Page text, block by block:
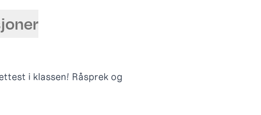
i klassen! Råsprek og